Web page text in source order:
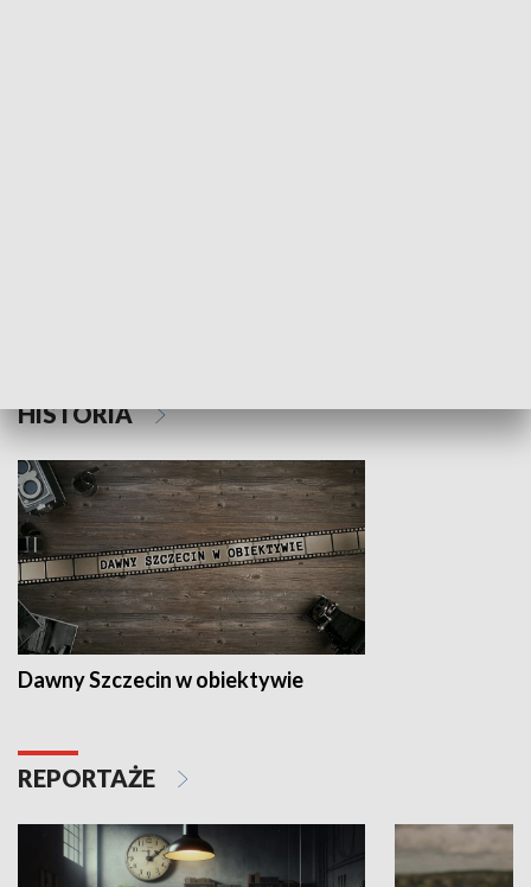
HISTORIA
Dawny Szczecin w obiektywie
REPORTAŻE